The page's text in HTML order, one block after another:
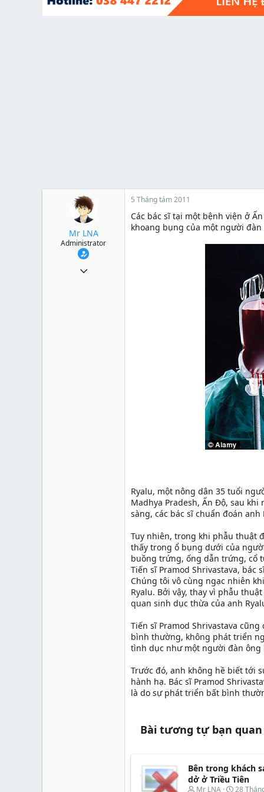
t
Mr LNA
Administrator
5 Tháng tám 2011
Các bác sĩ tại một bệnh viện ở
khoang bụng của một người đàn
Ryalu, một nông dân 35 tuổi
Madhya Pradesh, Ấn Độ, sau
sàng, các bác sĩ chuẩn đoán
Tuy nhiên, trong khi phẫu thuật
thấy trong ổ bụng dưới của
buồng trứng, ống dẫn trứng, cổ
Tiến sĩ Pramod Shrivastava,
Chúng tôi vô cùng ngạc nhiên
Ryalu. Bởi vậy, thay vì phẫu
quan sinh dục thừa của anh
Tiến sĩ Pramod Shrivastava
bình thường, không phát triển
tình dục như một người đàn
Trước đó, anh không hề biết tới
hành hạ. Bác sĩ Pramod
là do sự phát triển bất bình
Bài tương tự bạn
Bên trong khách
dở ở Triều Tiên
T
Mr LNA
N
28